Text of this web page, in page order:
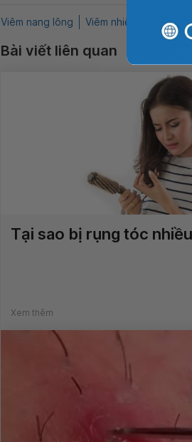
Viêm nang lông Viêm nhiễm da đầu
Bài viết liên quan
Tại sao bị rụng tóc
Xem thêm